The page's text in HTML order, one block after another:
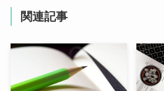
比較的安いフィリピンで勉強し
氏、特に準備せず、Otto氏に任
での生活を始める。足して2で
い夫婦です。